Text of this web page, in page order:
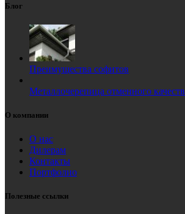
Блог
Преимущества софитов
Металлочерепица отменного
О компании
О нас
Дилерам
Контакты
Портфолио
Полезные ссылки